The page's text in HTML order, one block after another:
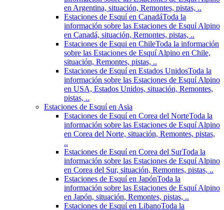
en Argentina, situación, Remontes, pistas, ..
Estaciones de Esquí en CanadáToda la
información sobre las Estaciones de Esquí Alpino
en Canadá, situación, Remontes, pistas, ..
Estaciones de Esqui en ChileToda la información
sobre las Estaciones de Esquí Alpino en Chile,
situación, Remontes, pistas, ..
Estaciones de Esquí en Estados UnidosToda la
información sobre las Estaciones de Esquí Alpino
en USA, Estados Unidos, situación, Remontes,
pistas, ..
Estaciones de Esquí en Asia
Estaciones de Esquí en Corea del NorteToda la
información sobre las Estaciones de Esquí Alpino
en Corea del Norte, situación, Remontes, pistas,
..
Estaciones de Esquí en Corea del SurToda la
información sobre las Estaciones de Esquí Alpino
en Corea del Sur, situación, Remontes, pistas, ..
Estaciones de Esquí en JapónToda la
información sobre las Estaciones de Esquí Alpino
en Japón, situación, Remontes, pistas, ..
Estaciones de Esquí en LibanoToda la